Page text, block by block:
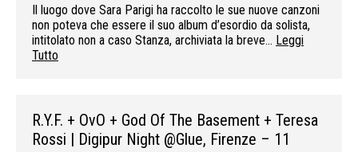
Il luogo dove Sara Parigi ha raccolto le sue nuove canzoni
non poteva che essere il suo album d’esordio da solista,
intitolato non a caso Stanza, archiviata la breve… Leggi
Tutto
R.Y.F. + OvO + God Of The Basement + Teresa
Rossi | Digipur Night @Glue, Firenze – 11